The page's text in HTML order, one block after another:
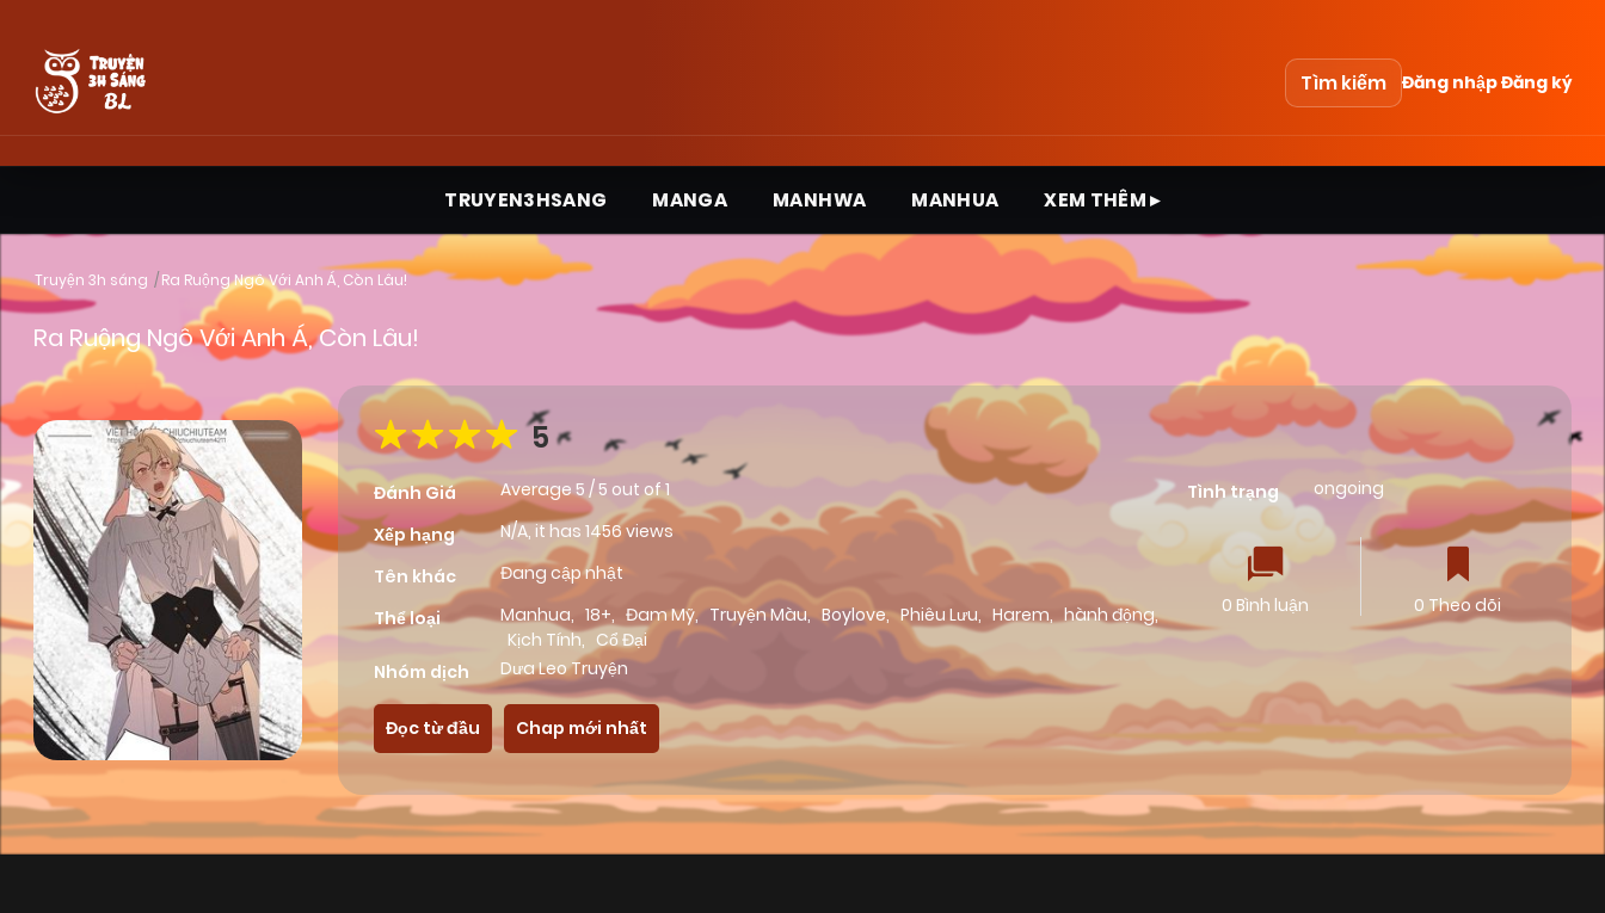
Tìm kiếm Đăng nhậpĐăng ký
TRUYEN3HSANG MANGA MANHWA MANHUA XEM THÊM ▸
Truyện 3h sáng Ra Ruộng Ngô Với Anh Á, Còn Lâu!
Ra Ruộng Ngô Với Anh Á, Còn Lâu!
5
Đánh Giá Average5 /5 out of1
Xếp hạng
N/A, it has 1456 views
Tên khác
Đang cập nhật
Thể loại
Manhua, 18+, Đam Mỹ, Truyện Màu, Boylove, Phiêu Lưu, Harem, hành động,
Kịch Tính, Cổ Đại
Nhóm dịch
Dưa Leo Truyện
Tình trạng ongoing
0 Bình luận 0 Theo dõi
Đọc từ đầu Chap mới nhất